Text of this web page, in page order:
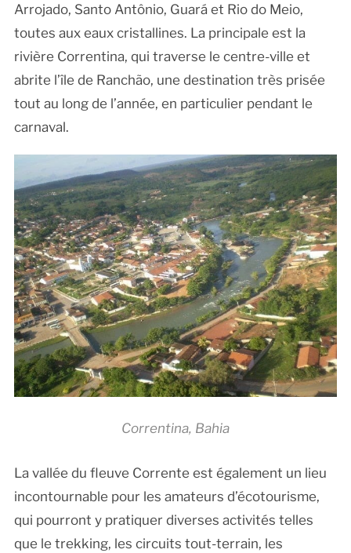
Arrojado, Santo Antônio, Guará et Rio do Meio,
toutes aux eaux cristallines. La principale est la
rivière Correntina, qui traverse le centre-ville et
abrite l’île de Ranchão, une destination très prisée
tout au long de l’année, en particulier pendant le
carnaval.
Correntina, Bahia
La vallée du fleuve Corrente est également un lieu
incontournable pour les amateurs d’écotourisme,
qui pourront y pratiquer diverses activités telles
que le trekking, les circuits tout-terrain, les